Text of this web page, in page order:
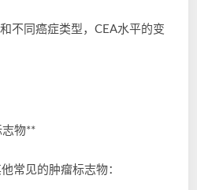
不同癌症类型，CEA水平的变
物**
常见的肿瘤标志物：